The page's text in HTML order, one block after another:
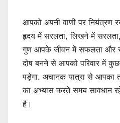
आपको अपनी वाणी पर नियंत्रण
हृदय में सरलता, लिखने में
गुण आपके जीवन में सफलता और
दोष बनने से आपको परिवार में कुछ
पड़ेगा. अचानक यात्रा से
का अभ्यास करते समय सावधान
है।